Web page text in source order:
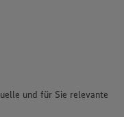
und für Sie relevante